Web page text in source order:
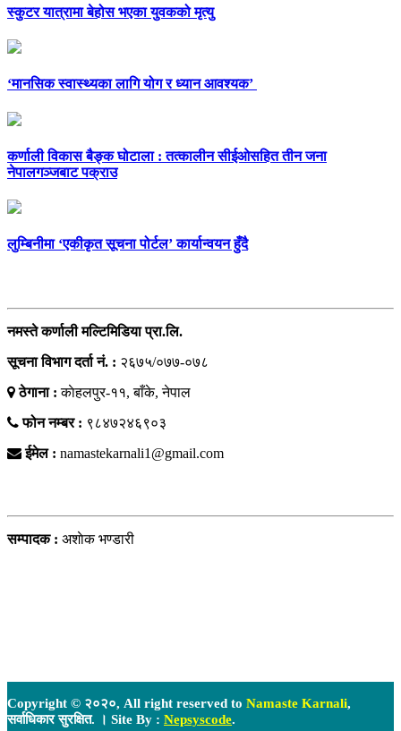
स्कुटर यात्रामा बेहोस भएका युवकको मृत्यु
‘मानसिक स्वास्थ्यका लागि योग र ध्यान आवश्यक’
कर्णाली विकास बैङ्क घोटाला : तत्कालीन सीईओसहित तीन जना
नेपालगञ्जबाट पक्राउ
लुम्बिनीमा ‘एकीकृत सूचना पोर्टल’ कार्यान्वयन हुँदै
नमस्ते कर्णाली मल्टिमिडिया प्रा.लि.
सूचना विभाग दर्ता नं. : २६७५/०७७-०७८
ठेगाना :काेहलपुर-११, बाँके, नेपाल
फोन नम्बर : ९८४७२४६९०३
ईमेल : namastekarnali1@gmail.com
सम्पादक : अशाेक भण्डारी
Copyright © २०२०, All right reserved to Namaste Karnali,
सर्वाधिकार सुरक्षित. । Site By : Nepsyscode.